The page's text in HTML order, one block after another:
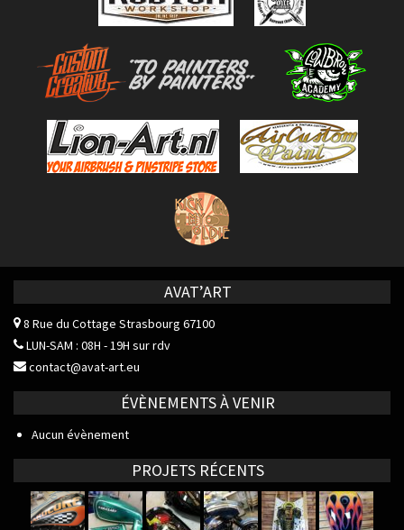
AVAT’ART
8 Rue du Cottage Strasbourg 67100
LUN-SAM : 08H - 19H sur rdv
contact@avat-art.eu
ÉVÈNEMENTS À VENIR
Aucun évènement
PROJETS RÉCENTS